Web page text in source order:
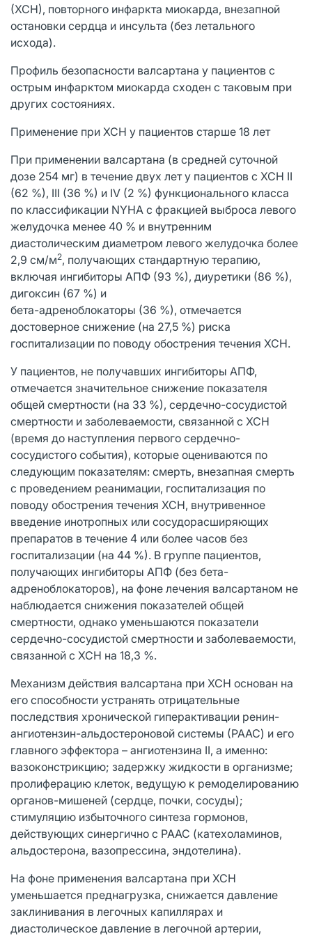
(ХСН), повторного инфаркта миокарда, внезапной
остановки сердца и инсульта (без летального
исхода).
Профиль безопасности валсартана у пациентов с
острым инфарктом миокарда сходен с таковым при
других состояниях.
Применение при ХСН у пациентов старше 18 лет
При применении валсартана (в средней суточной
дозе 254 мг) в течение двух лет у пациентов с ХСН II
(62 %), III (36 %) и IV (2 %) функционального класса
по классификации NYHA с фракцией выброса левого
желудочка менее 40 % и внутренним
диастолическим диаметром левого желудочка более
2,9 см/м2, получающих стандартную терапию,
включая ингибиторы АПФ (93 %), диуретики (86 %),
дигоксин (67 %) и
бета-адреноблокаторы (36 %), отмечается
достоверное снижение (на 27,5 %) риска
госпитализации по поводу обострения течения ХСН.
У пациентов, не получавших ингибиторы АПФ,
отмечается значительное снижение показателя
общей смертности (на 33 %), сердечно-сосудистой
смертности и заболеваемости, связанной с ХСН
(время до наступления первого сердечно-
сосудистого события), которые оцениваются по
следующим показателям: смерть, внезапная смерть
с проведением реанимации, госпитализация по
поводу обострения течения ХСН, внутривенное
введение инотропных или сосудорасширяющих
препаратов в течение 4 или более часов без
госпитализации (на 44 %). В группе пациентов,
получающих ингибиторы АПФ (без бета-
адреноблокаторов), на фоне лечения валсартаном не
наблюдается снижения показателей общей
смертности, однако уменьшаются показатели
сердечно-сосудистой смертности и заболеваемости,
связанной с ХСН на 18,3 %.
Механизм действия валсартана при ХСН основан на
его способности устранять отрицательные
последствия хронической гиперактивации ренин-
ангиотензин-альдостероновой системы (РААС) и его
главного эффектора – ангиотензина II, а именно:
вазоконстрикцию; задержку жидкости в организме;
пролиферацию клеток, ведущую к ремоделированию
органов-мишеней (сердце, почки, сосуды);
стимуляцию избыточного синтеза гормонов,
действующих синергично с РААС (катехоламинов,
альдостерона, вазопрессина, эндотелина).
На фоне применения валсартана при ХСН
уменьшается преднагрузка, снижается давление
заклинивания в легочных капиллярах и
диастолическое давление в легочной артерии,